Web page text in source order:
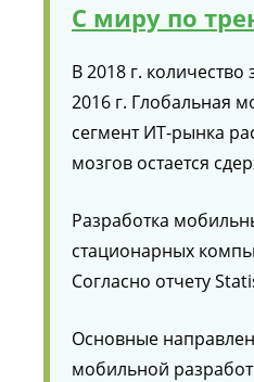
С миру по
В 2018 г.
2016 г. Глобальная
сегмент ИТ-рынка
мозгов остается
Разработка
стационарных
Согласно отчету
Основные
мобильной